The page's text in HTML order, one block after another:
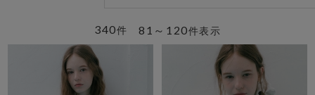
81～120件表示
340件